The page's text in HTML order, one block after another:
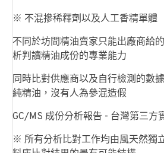
※ 不混摻稀釋劑以及人工香精單體
不同於坊間精油賣家只能出廠商給
析判讀精油成份的專業能力
同時比對供應商以及自行檢測的數
純精油，沒有人為參混造假
GC/MS 成份分析報告 - 台灣第三方
※ 所有分析比對工作均由風天然獨